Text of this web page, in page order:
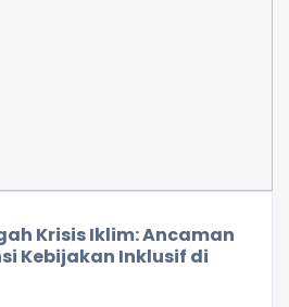
Krisis Iklim: Ancaman
Kebijakan Inklusif di